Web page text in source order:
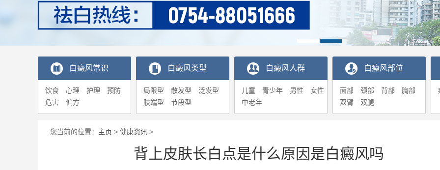
白癜风常识
饮食 心理 护理
预防
危害
偏方
白癜风类型
局限型 散发型
泛发型
肢端型
节段型
白癜风人群
儿童 青少年 男性
女性
中老年
白癜风部位
面部 颈部 背部
胸部
双臂
双腿
您当前的位置： 主页 > 健康资讯 >
背上皮肤长白点是什么原因是白癜风吗